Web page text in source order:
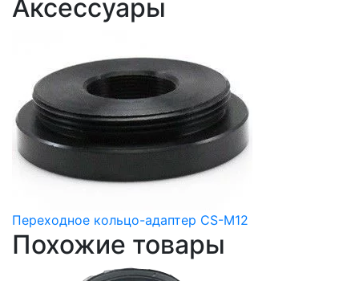
Аксессуары
Переходное кольцо-адаптер CS-M12
Похожие товары